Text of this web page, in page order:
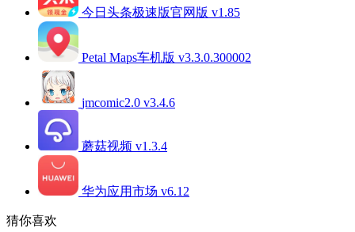
今日头条极速版官网版 v1.85
Petal Maps车机版 v3.3.0.300002
jmcomic2.0 v3.4.6
蘑菇视频 v1.3.4
华为应用市场 v6.12
猜你喜欢